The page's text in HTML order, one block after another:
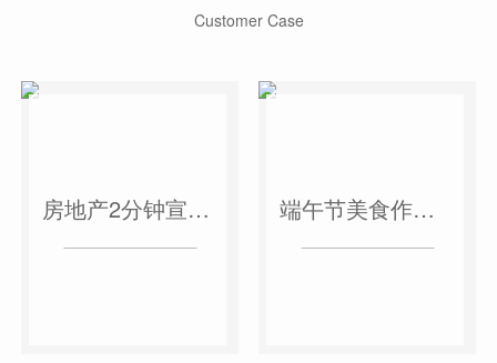
Customer Case
房地产2分钟宣传片 端午节美食作品短视频案例